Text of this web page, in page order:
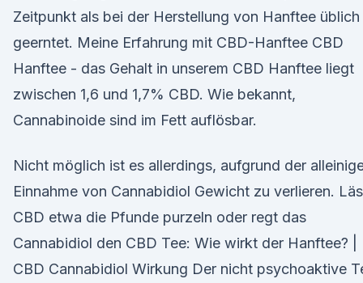
Zeitpunkt als bei der Herstellung von Hanftee üblich
geerntet. Meine Erfahrung mit CBD-Hanftee CBD
Hanftee - das Gehalt in unserem CBD Hanftee liegt
zwischen 1,6 und 1,7% CBD. Wie bekannt,
Cannabinoide sind im Fett auflösbar.
Nicht möglich ist es allerdings, aufgrund der
Einnahme von Cannabidiol Gewicht zu verlieren.
CBD etwa die Pfunde purzeln oder regt das
Cannabidiol den CBD Tee: Wie wirkt der Hanftee? |
CBD Cannabidiol Wirkung Der nicht psychoaktive